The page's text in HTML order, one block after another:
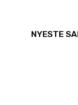
NYESTE